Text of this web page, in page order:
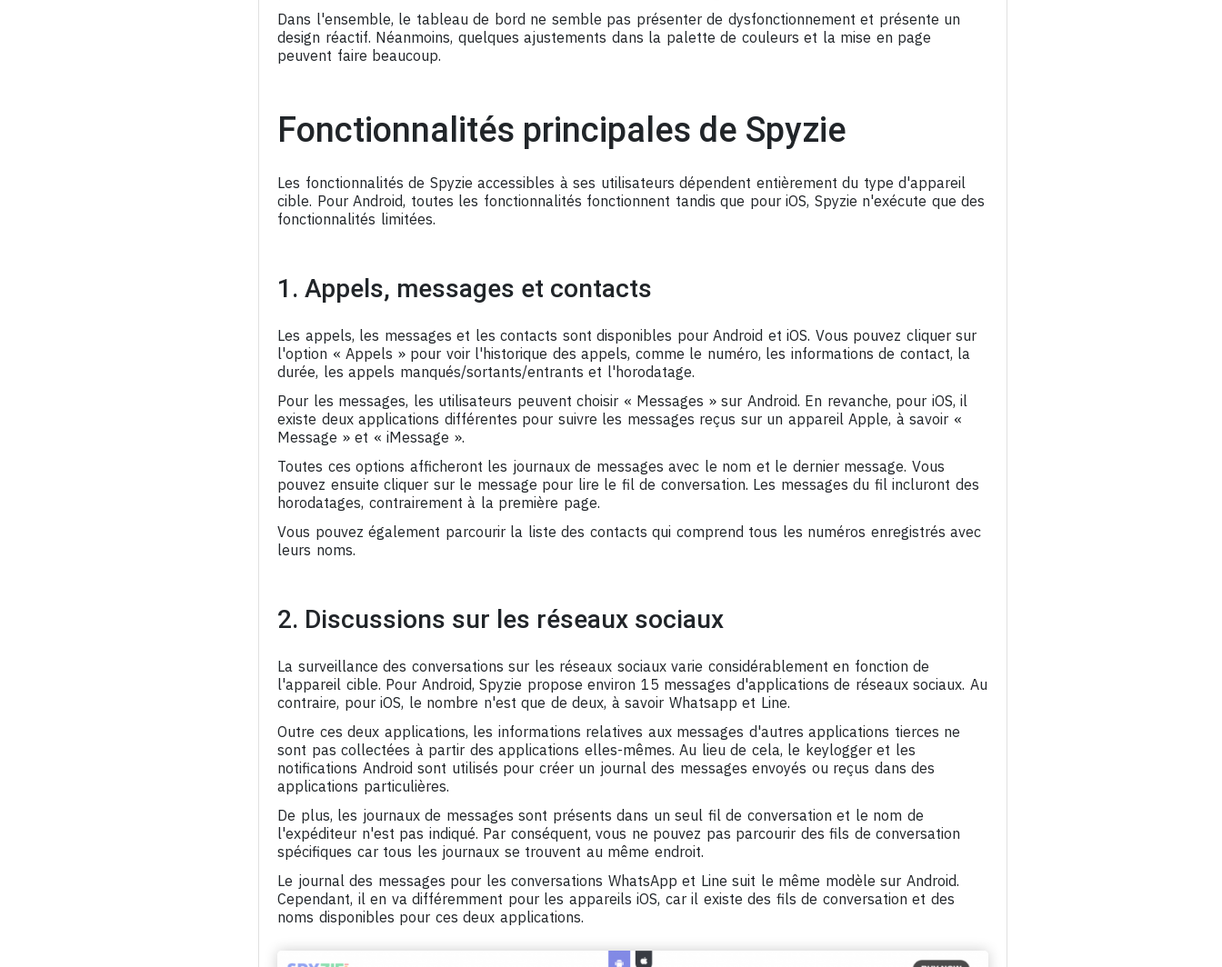
Dans l'ensemble, le tableau de bord ne semble pas présenter de dysfonctionnement et présente un
design réactif. Néanmoins, quelques ajustements dans la palette de couleurs et la mise en page
peuvent faire beaucoup.
Fonctionnalités principales de Spyzie
Les fonctionnalités de Spyzie accessibles à ses utilisateurs dépendent entièrement du type d'appareil
cible. Pour Android, toutes les fonctionnalités fonctionnent tandis que pour iOS, Spyzie n'exécute que des
fonctionnalités limitées.
1. Appels, messages et contacts
Les appels, les messages et les contacts sont disponibles pour Android et iOS. Vous pouvez cliquer sur
l'option « Appels » pour voir l'historique des appels, comme le numéro, les informations de contact, la
durée, les appels manqués/sortants/entrants et l'horodatage.
Pour les messages, les utilisateurs peuvent choisir « Messages » sur Android. En revanche, pour iOS, il
existe deux applications différentes pour suivre les messages reçus sur un appareil Apple, à savoir «
Message » et « iMessage ».
Toutes ces options afficheront les journaux de messages avec le nom et le dernier message. Vous
pouvez ensuite cliquer sur le message pour lire le fil de conversation. Les messages du fil incluront des
horodatages, contrairement à la première page.
Vous pouvez également parcourir la liste des contacts qui comprend tous les numéros enregistrés avec
leurs noms.
2. Discussions sur les réseaux sociaux
La surveillance des conversations sur les réseaux sociaux varie considérablement en fonction de
l'appareil cible. Pour Android, Spyzie propose environ 15 messages d'applications de réseaux sociaux. Au
contraire, pour iOS, le nombre n'est que de deux, à savoir Whatsapp et Line.
Outre ces deux applications, les informations relatives aux messages d'autres applications tierces ne
sont pas collectées à partir des applications elles-mêmes. Au lieu de cela, le keylogger et les
notifications Android sont utilisés pour créer un journal des messages envoyés ou reçus dans des
applications particulières.
De plus, les journaux de messages sont présents dans un seul fil de conversation et le nom de
l'expéditeur n'est pas indiqué. Par conséquent, vous ne pouvez pas parcourir des fils de conversation
spécifiques car tous les journaux se trouvent au même endroit.
Le journal des messages pour les conversations WhatsApp et Line suit le même modèle sur Android.
Cependant, il en va différemment pour les appareils iOS, car il existe des fils de conversation et des
noms disponibles pour ces deux applications.